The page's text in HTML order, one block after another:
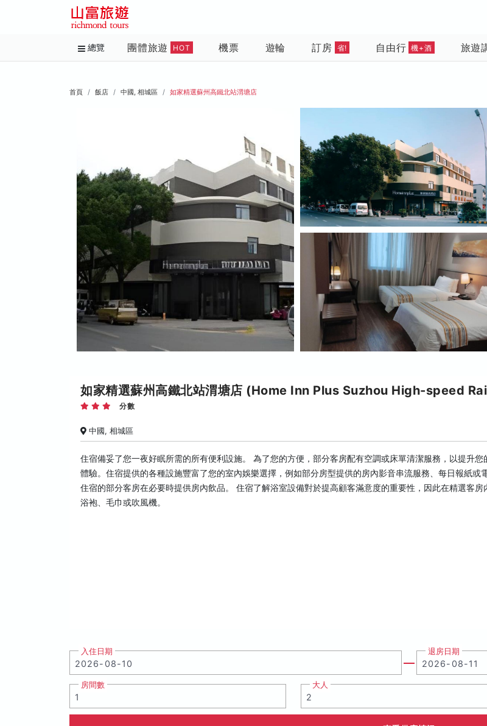
總覽 團體旅遊 HOT 機票 遊輪 訂房 省! 自由行 機+酒 旅遊
首頁 飯店 中國, 相城區 如家精選蘇州高鐵北站渭塘店
如家精選蘇州高鐵北站渭塘店 (Home Inn Plus Suzhou High-speed
分數
中國, 相城區
住宿備妥了您一夜好眠所需的所有便利設施。 為了您的方便，部分客房配有空調或床單清潔服務，以提升您
體驗。住宿提供的各種設施豐富了您的室內娛樂選擇，例如部分房型提供的房內影音串流服務、每日報紙或電
住宿的部分客房在必要時提供房內飲品。 住宿了解浴室設備對於提高顧客滿意度的重要性，因此在精選客房
浴袍、毛巾或吹風機。
入住日期 退房日期
房間數 大人